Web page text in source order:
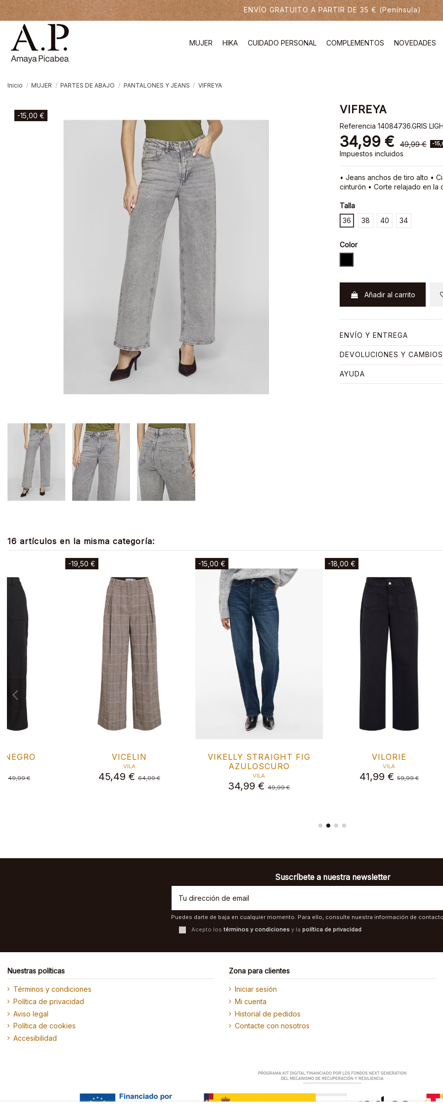
ENVÍO GRATUITO A PARTIR DE 35 € (Península)
MUJER HIKA CUIDADO PERSONAL COMPLEMENTOS NOVEDADES
Inicio MUJER PARTES DE ABAJO PANTALONES Y JEANS VIFREYA
-15,00 € VIFREYA
Referencia 14084736.GRIS
34,99 € 49,99 € -
Impuestos incluidos
• Jeans anchos de tiro alto •
cinturón • Corte relajado en la
Talla
36
38 40 34
Color
Añadir al carrito
ENVÍO Y ENTREGA
DEVOLUCIONES Y CAMBIOS
AYUDA
16 artículos en la misma categoría:
69,90 €
PANTALÓN BÁSICO
CINTURA MEDIA CON
Pantalón Vimarlee VERDE
Suscríbete a nuestra newsletter
Puedes darte de baja en cualquier momento. Para ello, consulte nuestra información de
Acepto los términos y condiciones y la política de privacidad
Nuestras políticas
Términos y condiciones
Política de privacidad
Aviso legal
Política de cookies
Accesibilidad
Zona para clientes
Iniciar sesión
Mi cuenta
Historial de pedidos
Contacte con nosotros